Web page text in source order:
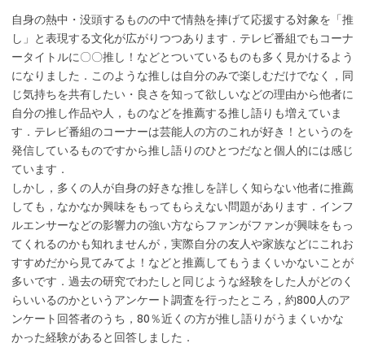
自身の熱中・没頭するものの中で情熱を捧げて応援する対象を「推
し」と表現する文化が広がりつつあります．テレビ番組でもコーナ
ータイトルに〇〇推し！などとついているものも多く見かけるよう
になりました．このような推しは自分のみで楽しむだけでなく，同
じ気持ちを共有したい・良さを知って欲しいなどの理由から他者に
自分の推し作品や人，ものなどを推薦する推し語りも増えていま
す．テレビ番組のコーナーは芸能人の方のこれが好き！というのを
発信しているものですから推し語りのひとつだなと個人的には感じ
ています．
しかし，多くの人が自身の好きな推しを詳しく知らない他者に推薦
しても，なかなか興味をもってもらえない問題があります．インフ
ルエンサーなどの影響力の強い方ならファンがファンが興味をもっ
てくれるのかも知れませんが，実際自分の友人や家族などにこれお
すすめだから見てみてよ！などと推薦してもうまくいかないことが
多いです．過去の研究でわたしと同じような経験をした人がどのく
らいいるのかというアンケート調査を行ったところ，約800人のア
ンケート回答者のうち，80％近くの方が推し語りがうまくいかな
かった経験があると回答しました．